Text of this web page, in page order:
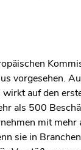
vorgesehen.
auf den
als 500
mit mehr
sie in